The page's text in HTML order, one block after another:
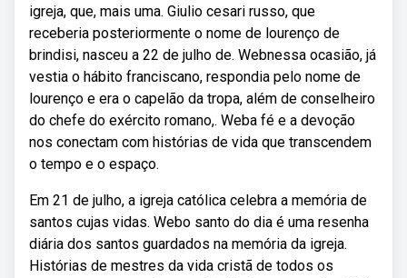
igreja, que, mais uma. Giulio cesari russo, que
receberia posteriormente o nome de lourenço de
brindisi, nasceu a 22 de julho de. Webnessa ocasião, já
vestia o hábito franciscano, respondia pelo nome de
lourenço e era o capelão da tropa, além de conselheiro
do chefe do exército romano,. Weba fé e a devoção
nos conectam com histórias de vida que transcendem
o tempo e o espaço.
Em 21 de julho, a igreja católica celebra a memória de
santos cujas vidas. Webo santo do dia é uma resenha
diária dos santos guardados na memória da igreja.
Histórias de mestres da vida cristã de todos os